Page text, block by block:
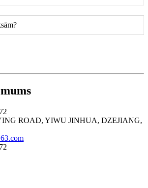
ROAD, YIWU JINHUA, DZEJIANG,